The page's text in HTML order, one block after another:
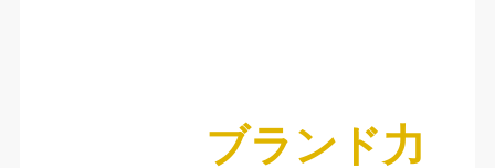
ブランド力